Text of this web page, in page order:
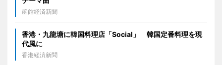
函館経済新聞
香港・九龍塘に韓国料理店「Social」 韓国定番料理を現
代風に
香港経済新聞